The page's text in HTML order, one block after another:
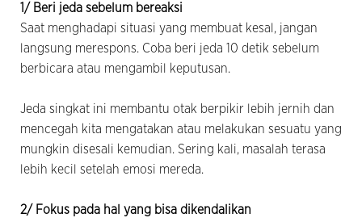
1/ Beri jeda sebelum bereaksi
Saat menghadapi situasi yang membuat kesal, jangan
langsung merespons. Coba beri jeda 10 detik sebelum
berbicara atau mengambil keputusan.
Jeda singkat ini membantu otak berpikir lebih jernih dan
mencegah kita mengatakan atau melakukan sesuatu yang
mungkin disesali kemudian. Sering kali, masalah terasa
lebih kecil setelah emosi mereda.
2/ Fokus pada hal yang bisa dikendalikan